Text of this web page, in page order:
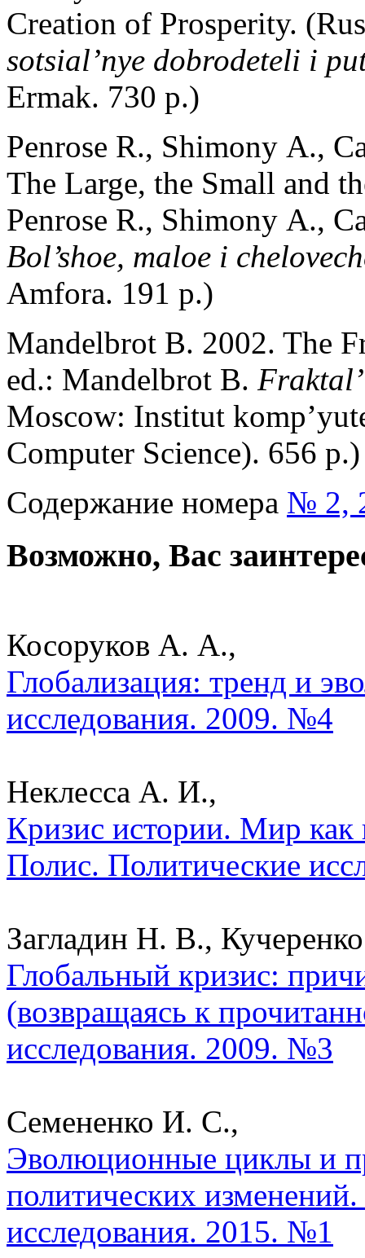
Creation of Prosperity.
sotsial’nye dobrodeteli i
Ermak. 730 p.)
Penrose R., Shimony А.,
The Large, the Small and
Penrose R., Shimony А.,
Bol’shoe, maloe i
Amfora. 191 p.)
Mandelbrot B. 2002. The
ed.: Mandelbrot B.
Мoscow: Institut
Computer Science). 656 p.)
Содержание номера № 2,
Возможно, Вас
Косоруков А. А.,
Глобализация: тренд и
исследования. 2009. №4
Неклесса А. И.,
Кризис истории. Мир как
Полис. Политические
Загладин Н. В.,
Глобальный кризис:
(возвращаясь к
исследования. 2009. №3
Семененко И. С.,
Эволюционные циклы и
политических
исследования. 2015. №1